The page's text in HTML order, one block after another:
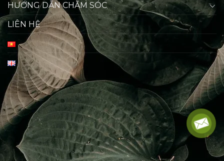
HƯỚNG DẪN CHĂM SÓC
LIÊN HỆ